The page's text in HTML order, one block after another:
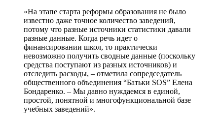
«На этапе старта реформы образования не было
известно даже точное количество заведений,
потому что разные источники статистики давали
разные данные. Когда речь идет о
финансировании школ, то практически
невозможно получить сводные данные (поскольку
средства поступают из разных источников) и
отследить расходы, – отметила сопредседатель
общественного объединения “Батьки SOS” Елена
Бондаренко. – Мы давно нуждаемся в единой,
простой, понятной и многофункциональной базе
учебных заведений».